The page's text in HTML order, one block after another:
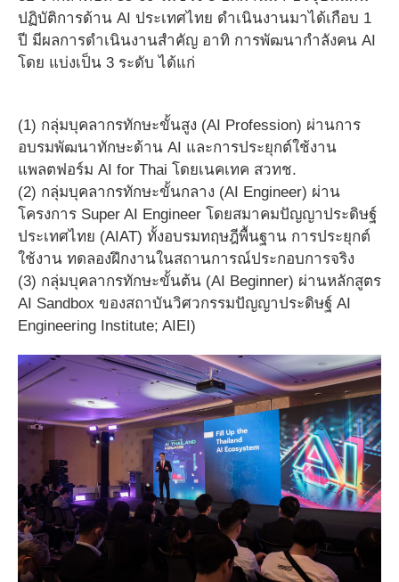
ปฏิบัติการด้าน AI ประเทศไทย ดำเนินงานมาได้เกือบ 1
ปี มีผลการดำเนินงานสำคัญ อาทิ การพัฒนากำลังคน AI
โดย แบ่งเป็น 3 ระดับ ได้แก่
(1) กลุ่มบุคลากรทักษะขั้นสูง (AI Profession) ผ่านการ
อบรมพัฒนาทักษะด้าน AI และการประยุกต์ใช้งาน
แพลตฟอร์ม AI for Thai โดยเนคเทค สวทช.
(2) กลุ่มบุคลากรทักษะขั้นกลาง (AI Engineer) ผ่าน
โครงการ Super AI Engineer โดยสมาคมปัญญาประดิษฐ์
ประเทศไทย (AIAT) ทั้งอบรมทฤษฎีพื้นฐาน การประยุกต์
ใช้งาน ทดลองฝึกงานในสถานการณ์ประกอบการจริง
(3) กลุ่มบุคลากรทักษะขั้นต้น (AI Beginner) ผ่านหลักสูตร
AI Sandbox ของสถาบันวิศวกรรมปัญญาประดิษฐ์ AI
Engineering Institute; AIEI)